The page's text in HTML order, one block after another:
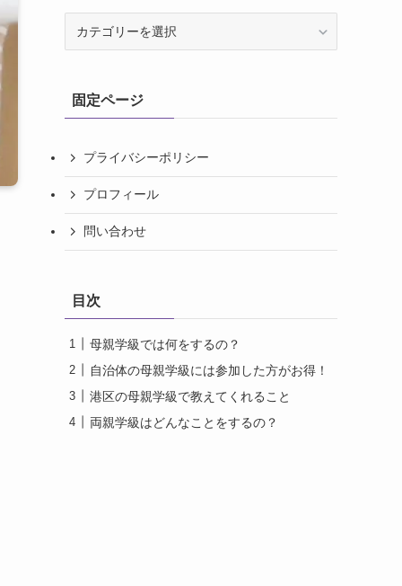
ー固定ページ
プライバシーポリシー
プロフィール
問い合わせ
目次
母親学級では何をするの？
自治体の母親学級には参加した方がお得！
港区の母親学級で教えてくれること
両親学級はどんなことをするの？